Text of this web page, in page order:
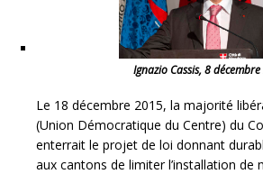
Ignazio Cassis, 8
Le 18 décembre 2015, la majorité
(Union Démocratique du Centre) du
enterrait le projet de loi donnant
aux cantons de limiter l’installation de